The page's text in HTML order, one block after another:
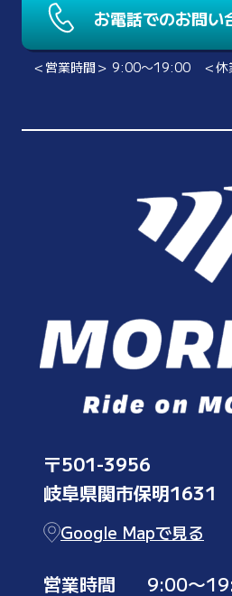
お電話でのお問い
＜営業時間＞ 9:00〜19:00 ＜休
〒501-3956
岐阜県関市保明1631
Google Mapで見る
営業時間
9:00〜